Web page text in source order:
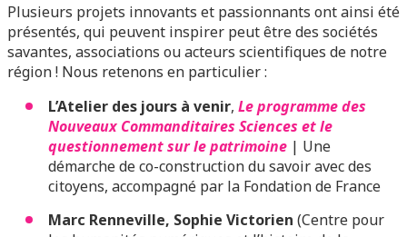
Plusieurs projets innovants et passionnants ont ainsi été
présentés, qui peuvent inspirer peut être des sociétés
savantes, associations ou acteurs scientifiques de notre
région ! Nous retenons en particulier :
L’Atelier des jours à venir, Le programme des
Nouveaux Commanditaires Sciences et le
questionnement sur le patrimoine | Une
démarche de co-construction du savoir avec des
citoyens, accompagné par la Fondation de France
Marc Renneville, Sophie Victorien (Centre pour